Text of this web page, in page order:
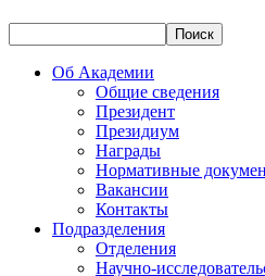
Об Академии
Общие сведения
Президент
Президиум
Награды
Нормативные
Вакансии
Контакты
Подразделения
Отделения
Научно-